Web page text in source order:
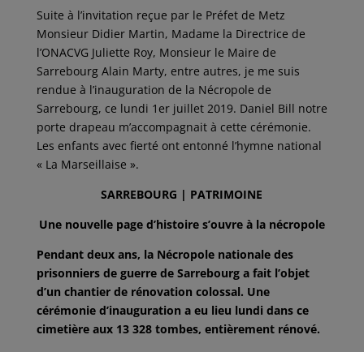
Suite à l’invitation reçue par le Préfet de Metz
Monsieur Didier Martin, Madame la Directrice de
l’ONACVG Juliette Roy, Monsieur le Maire de
Sarrebourg Alain Marty, entre autres, je me suis
rendue à l’inauguration de la Nécropole de
Sarrebourg, ce lundi 1er juillet 2019. Daniel Bill notre
porte drapeau m’accompagnait à cette cérémonie.
Les enfants avec fierté ont entonné l’hymne national
« La Marseillaise ».
SARREBOURG | PATRIMOINE
Une nouvelle page d’histoire s’ouvre à la nécropole
Pendant deux ans, la Nécropole nationale des
prisonniers de guerre de Sarrebourg a fait l’objet
d’un chantier de rénovation colossal. Une
cérémonie d’inauguration a eu lieu lundi dans ce
cimetière aux 13 328 tombes, entièrement rénové.